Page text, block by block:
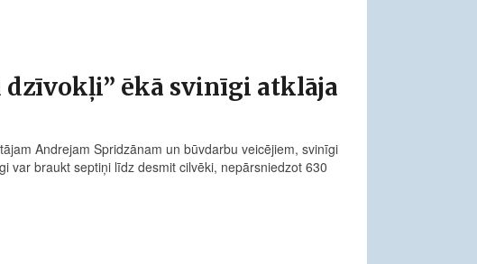
dzīvokļi” ēkā svinīgi atklāja
Andrejam Spridzānam un būvdarbu veicējiem, svinīgi
var braukt septiņi līdz desmit cilvēki, nepārsniedzot 630